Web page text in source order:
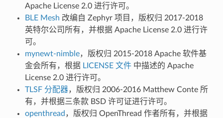
Apache License 2.0 进行许可。
BLE Mesh 改编自 Zephyr 项目，版权归 2017-2018
英特尔公司所有，并根据 Apache License 2.0 进行许
可。
mynewt-nimble，版权归 2015-2018 Apache 软件基
金会所有，根据 LICENSE 文件 中描述的 Apache
License 2.0 进行许可。
TLSF 分配器，版权归 2006-2016 Matthew Conte 所
有，并根据三条款 BSD 许可证进行许可。
openthread ，版权归 OpenThread 作者所有，并根据